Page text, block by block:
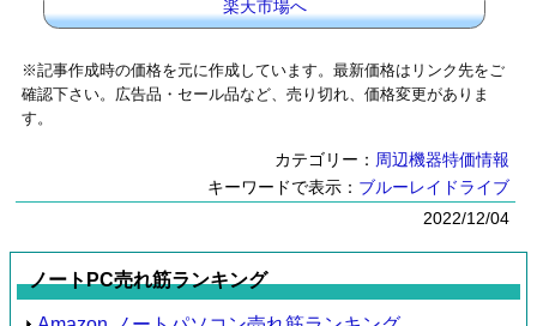
楽天市場へ
※記事作成時の価格を元に作成しています。最新価格はリンク先をご
確認下さい。広告品・セール品など、売り切れ、価格変更がありま
す。
カテゴリー： 周辺機器特価情報
キーワードで表示： ブルーレイドライブ
2022/12/04
ノートPC売れ筋ランキング